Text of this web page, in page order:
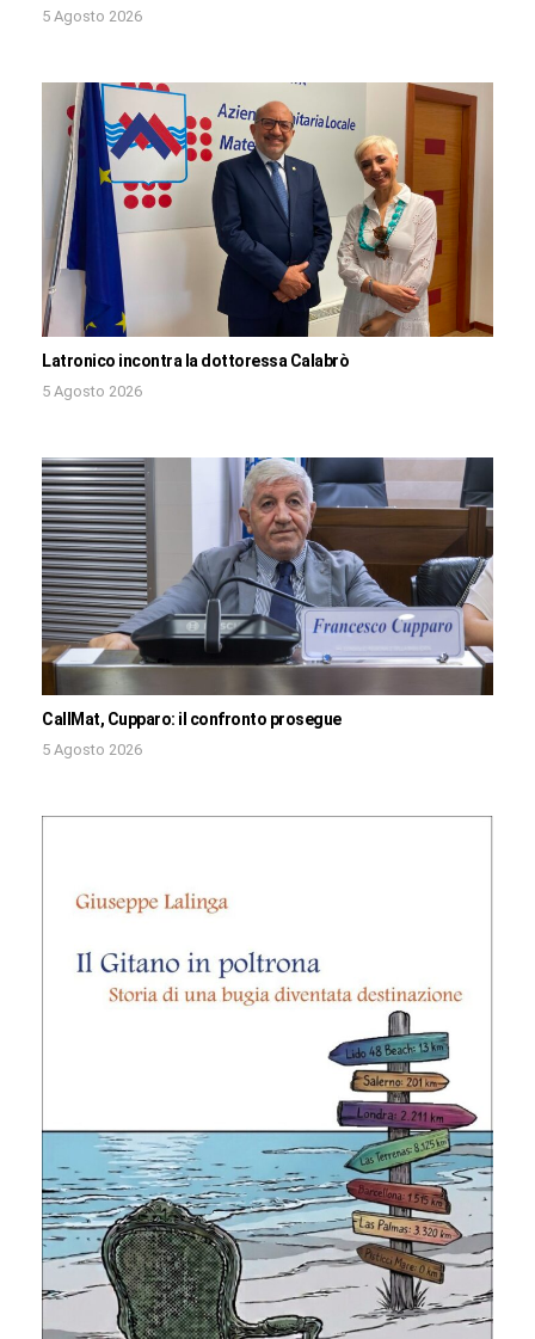
5 Agosto 2026
Latronico incontra la dottoressa Calabrò
5 Agosto 2026
CallMat, Cupparo: il confronto prosegue
5 Agosto 2026